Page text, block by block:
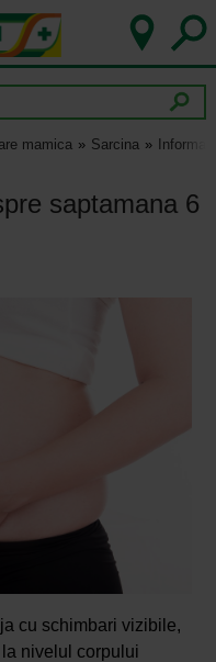
mamica Sarcina
saptamana 6
cu schimbari vizibile,
nivelul corpului